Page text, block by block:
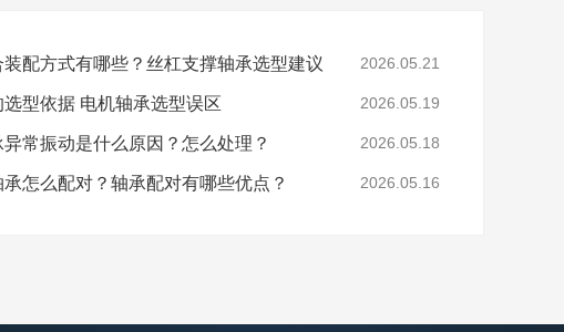
配方式有哪些？丝杠支撑轴承选型建议 2026.05.21
型依据 电机轴承选型误区 2026.05.19
常振动是什么原因？怎么处理？ 2026.05.18
怎么配对？轴承配对有哪些优点？ 2026.05.16